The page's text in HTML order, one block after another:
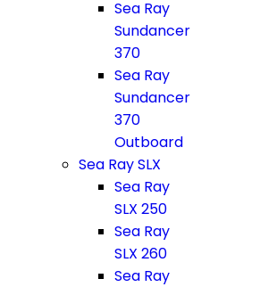
Sea Ray
Sundancer
370
Sea Ray
Sundancer
370
Outboard
Sea Ray SLX
Sea Ray
SLX 250
Sea Ray
SLX 260
Sea Ray